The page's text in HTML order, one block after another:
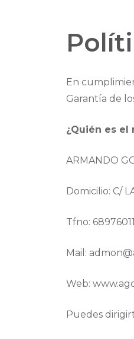
En
Garantía de
¿Quién es
ARMANDO
Domicilio: C/
Tfno:
Mail:
Web:
Puedes